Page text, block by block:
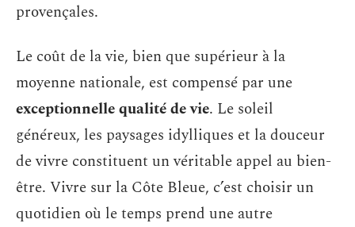
provençales.
Le coût de la vie, bien que supérieur à la
moyenne nationale, est compensé par une
exceptionnelle qualité de vie. Le soleil
généreux, les paysages idylliques et la douceur
de vivre constituent un véritable appel au bien-
être. Vivre sur la Côte Bleue, c’est choisir un
quotidien où le temps prend une autre